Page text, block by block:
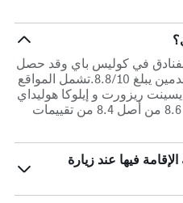
في كوليس باي وقد حصل
على تصنيف لـ 2,168 من المستخدمين يبلغ 8.8/10.تشمل المواقع
ريزورت و إيلوكا هوليداي
سنتر واللذين حصلا على تصنيف 8.6 من أصل 8.4 من تقييمات
فيها عند زيارة